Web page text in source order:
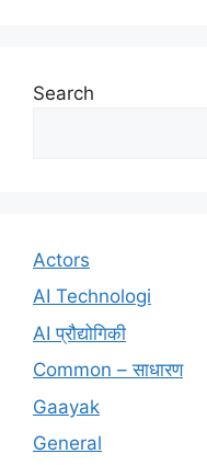
Search
Actors
AI Technologi
AI प्रौद्योगिकी
Common – साधारण
Gaayak
General